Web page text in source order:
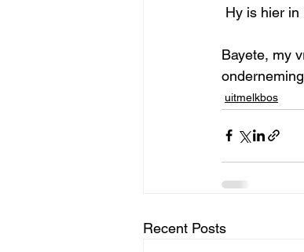
Hy is hier in
Bayete, my
uitmelkbos
Recent Posts